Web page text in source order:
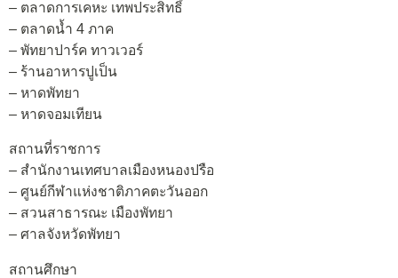
– ตลาดการเคหะ เทพประสิทธิ์
– ตลาดน้ำ 4 ภาค
– พัทยาปาร์ค ทาวเวอร์
– ร้านอาหารปูเป็น
– หาดพัทยา
– หาดจอมเทียน
สถานที่ราชการ
– สำนักงานเทศบาลเมืองหนองปรือ
– ศูนย์กีฬาแห่งชาติภาคตะวันออก
– สวนสาธารณะ เมืองพัทยา
– ศาลจังหวัดพัทยา
สถานศึกษา